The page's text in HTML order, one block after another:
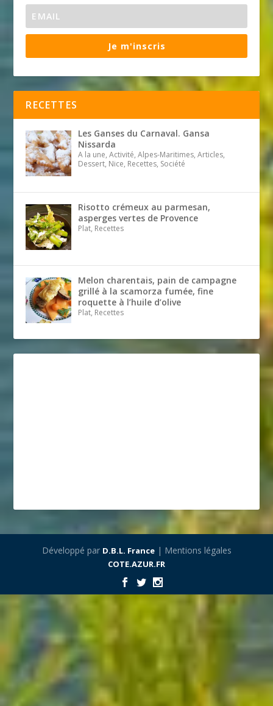
Je m'inscris
RECETTES
Les Ganses du Carnaval. Gansa
Nissarda
A la une, Activité, Alpes-Maritimes, Articles,
Dessert, Nice, Recettes, Société
Risotto crémeux au parmesan,
asperges vertes de Provence
Plat, Recettes
Melon charentais, pain de campagne
grillé à la scamorza fumée, fine
roquette à l’huile d’olive
Plat, Recettes
Développé par D.B.L. France| Mentions légales
COTE.AZUR.FR